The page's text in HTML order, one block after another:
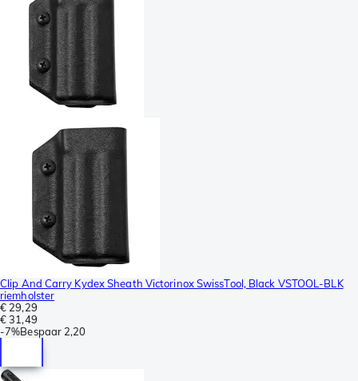
Clip And Carry Kydex Sheath Victorinox SwissTool, Black VSTOOL-BLK
riemholster
€ 29,29
€ 31,49
-7%Bespaar 2,20